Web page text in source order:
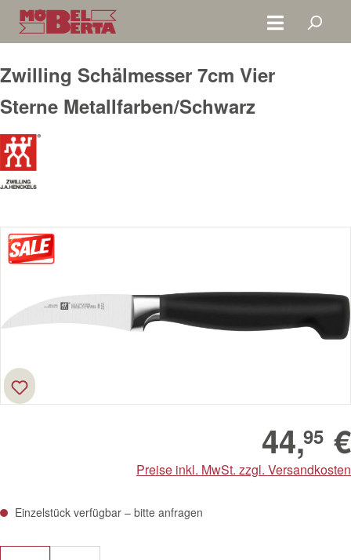
Zum Hauptinhalt springen
Zwilling Schälmesser 7cm Vier
Sterne Metallfarben/Schwarz
Bildergalerie überspringen
44,95 €
Preise inkl. MwSt. zzgl. Versandkosten
Einzelstück verfügbar – bitte anfragen